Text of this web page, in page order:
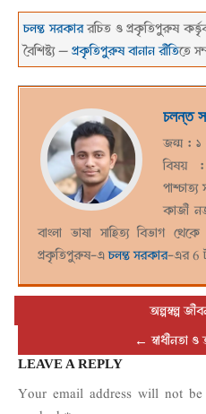
চলন্ত সরকাররচিত ও প্রকৃতিপুরুষ
বৈশিষ্ট্য —প্রকৃতিপুরুষ বানান রীতিতে
চলন্ত
জন্ম : ১
বিষয় :
পাশ্চাত্য
কাজী
বাংলা ভাষা সাহিত্য বিভাগ
প্রকৃতিপুরুষ-এচলন্ত সরকার-এর 6
অল্পস্বল্প
←স্বাধীনতা
LEAVE A REPLY
Your email address will not be